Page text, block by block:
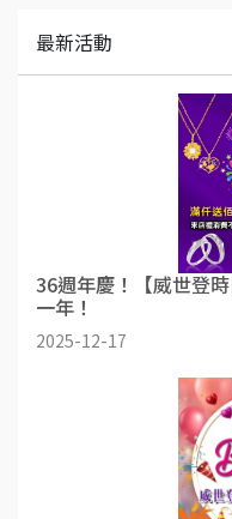
最新活動
36週年慶！【威世登
一年！
2025-12-17